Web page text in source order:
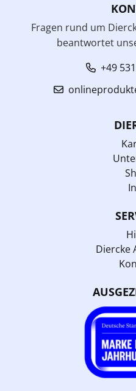
Fragen rund um
beantwortet
+49
Diercke